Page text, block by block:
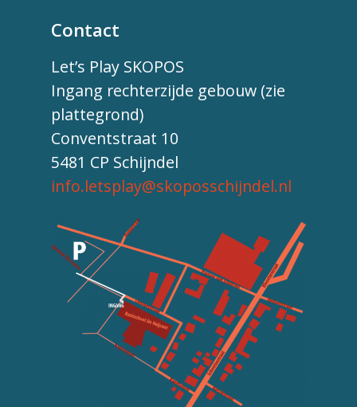
Contact
Let’s Play SKOPOS
Ingang rechterzijde gebouw (zie
plattegrond)
Conventstraat 10
5481 CP Schijndel
info.letsplay@skoposschijndel.nl